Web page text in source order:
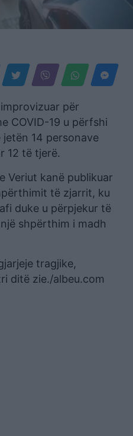
për
COVID-19 u përfshi
14 personave
12 të tjerë.
Veriut kanë publikuar
të zjarrit, ku
duke u përpjekur të
shpërthim i madh
tragjike,
ditë zie./albeu.com